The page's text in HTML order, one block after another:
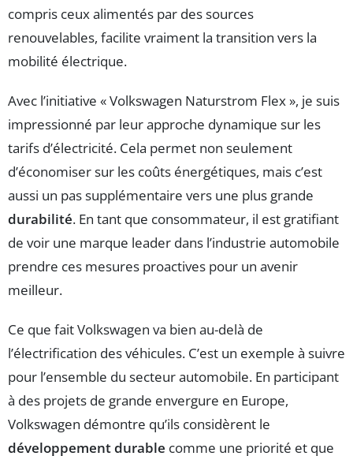
compris ceux alimentés par des sources
renouvelables, facilite vraiment la transition vers la
mobilité électrique.
Avec l’initiative « Volkswagen Naturstrom Flex », je suis
impressionné par leur approche dynamique sur les
tarifs d’électricité. Cela permet non seulement
d’économiser sur les coûts énergétiques, mais c’est
aussi un pas supplémentaire vers une plus grande
durabilité. En tant que consommateur, il est gratifiant
de voir une marque leader dans l’industrie automobile
prendre ces mesures proactives pour un avenir
meilleur.
Ce que fait Volkswagen va bien au-delà de
l’électrification des véhicules. C’est un exemple à suivre
pour l’ensemble du secteur automobile. En participant
à des projets de grande envergure en Europe,
Volkswagen démontre qu’ils considèrent le
développement durable comme une priorité et que